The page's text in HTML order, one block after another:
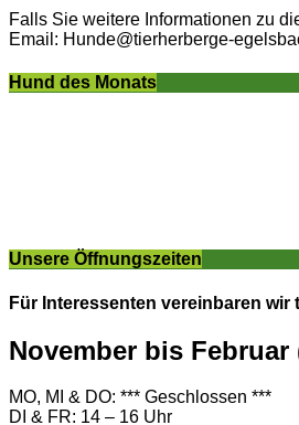
Falls Sie weitere Informationen zu
Email: Hunde@tierherberge-
Hund des Monats
Unsere Öffnungszeiten
Für Interessenten vereinbaren wir
November bis Februar
MO, MI & DO: *** Geschlossen ***
DI & FR: 14 – 16 Uhr